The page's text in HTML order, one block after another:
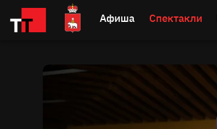
Афиша Спектакли